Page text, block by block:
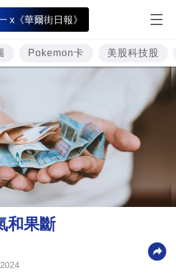
x《華爾街日報》
Pokemon卡 美股科技股
和果斷